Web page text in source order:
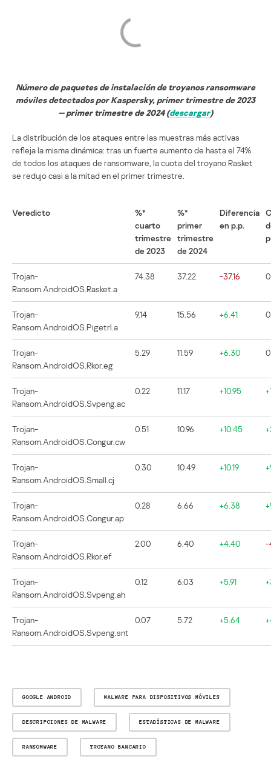
Número de paquetes de instalación de troyanos ransomware
móviles detectados por Kaspersky, primer trimestre de 2023
— primer trimestre de 2024 (descargar)
La distribución de los ataques entre las muestras más activas
refleja la misma dinámica: tras un fuerte aumento de hasta el 74%
de todos los ataques de ransomware, la cuota del troyano Rasket
se redujo casi a la mitad en el primer trimestre.
Veredicto
%*
cuarto
trimestre
de 2023
%*
primer
trimestre
de 2024
Diferencia
en p.p.
Trojan-
Ransom.AndroidOS.Rasket.a
74.38 37.22 -37.16 0
Trojan-
Ransom.AndroidOS.Pigetrl.a
9.14 15.56 +6.41 0
Trojan-
Ransom.AndroidOS.Rkor.eg
5.29 11.59 +6.30 0
Trojan-
Ransom.AndroidOS.Svpeng.ac
0.22 11.17 +10.95
Trojan-
Ransom.AndroidOS.Congur.cw
0.51 10.96 +10.45
Trojan-
Ransom.AndroidOS.Small.cj
0.30 10.49 +10.19
Trojan-
Ransom.AndroidOS.Congur.ap
0.28 6.66 +6.38
Trojan-
Ransom.AndroidOS.Rkor.ef
2.00 6.40 +4.40 -
Trojan-
Ransom.AndroidOS.Svpeng.ah
0.12 6.03 +5.91
Trojan-
Ransom.AndroidOS.Svpeng.snt
0.07 5.72 +5.64
GOOGLE ANDROID MALWARE PARA DISPOSITIVOS MÓVILES
DESCRIPCIONES DE MALWARE ESTADÍSTICAS DE MALWARE
RANSOMWARE TROYANO BANCARIO